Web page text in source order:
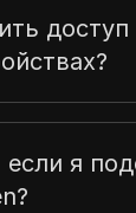
если я